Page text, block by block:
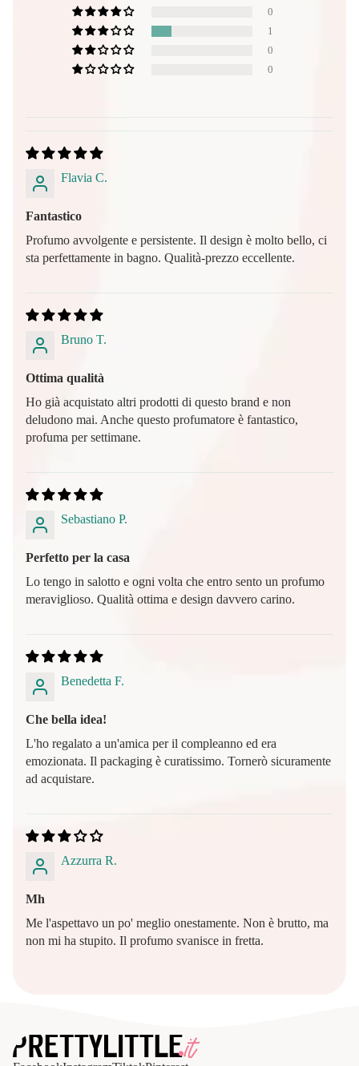
0
1
0
0
Flavia C.
Fantastico
Profumo avvolgente e persistente. Il design è molto bello, ci
sta perfettamente in bagno. Qualità-prezzo eccellente.
Bruno T.
Ottima qualità
Ho già acquistato altri prodotti di questo brand e non
deludono mai. Anche questo profumatore è fantastico,
profuma per settimane.
Sebastiano P.
Perfetto per la casa
Lo tengo in salotto e ogni volta che entro sento un profumo
meraviglioso. Qualità ottima e design davvero carino.
Benedetta F.
Che bella idea!
L'ho regalato a un'amica per il compleanno ed era
emozionata. Il packaging è curatissimo. Tornerò sicuramente
ad acquistare.
Azzurra R.
Mh
Me l'aspettavo un po' meglio onestamente. Non è brutto, ma
non mi ha stupito. Il profumo svanisce in fretta.